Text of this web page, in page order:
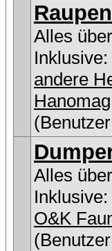
Raupen
Alles
Inklusive:
andere
Hanomag
Alles
Inklusive:
O&K